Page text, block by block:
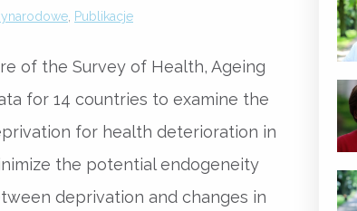
Publikacje
of the Survey of Health, Ageing
for 14 countries to examine the
for health deterioration in
the potential endogeneity
deprivation and changes in